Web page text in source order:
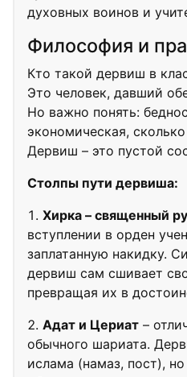
духовных воинов и
Философия и
Кто такой дервиш в
Это человек, давший
Но важно понять:
экономическая,
Дервиш – это пустой
Столпы пути дервиша:
Хирка – священный
вступлении в орден
заплатанную накидку.
дервиш сам сшивает
превращая их в
Адат и Цериат –
обычного шариата.
ислама (намаз, пост),